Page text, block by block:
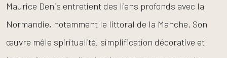
Maurice Denis entretient des liens profonds avec la
Normandie, notamment le littoral de la Manche. Son
œuvre mêle spiritualité, simplification décorative et